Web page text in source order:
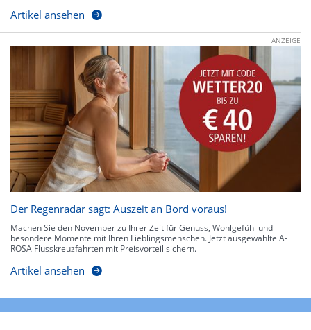
Artikel ansehen
ANZEIGE
Der Regenradar sagt: Auszeit an Bord voraus!
Machen Sie den November zu Ihrer Zeit für Genuss, Wohlgefühl und
besondere Momente mit Ihren Lieblingsmenschen. Jetzt ausgewählte A-
ROSA Flusskreuzfahrten mit Preisvorteil sichern.
Artikel ansehen